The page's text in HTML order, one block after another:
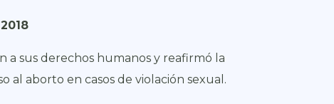
a sus derechos humanos y reafirmó la
al aborto en casos de violación sexual.